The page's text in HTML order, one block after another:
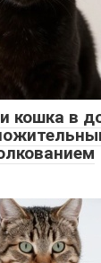
кошка в